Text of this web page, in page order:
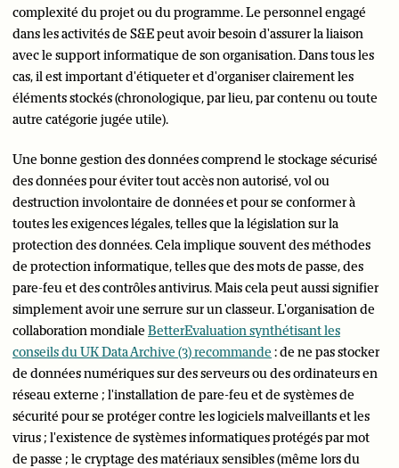
complexité du projet ou du programme. Le personnel engagé
dans les activités de S&E peut avoir besoin d'assurer la liaison
avec le support informatique de son organisation. Dans tous les
cas, il est important d'étiqueter et d'organiser clairement les
éléments stockés (chronologique, par lieu, par contenu ou toute
autre catégorie jugée utile).
Une bonne gestion des données comprend le stockage sécurisé
des données pour éviter tout accès non autorisé, vol ou
destruction involontaire de données et pour se conformer à
toutes les exigences légales, telles que la législation sur la
protection des données. Cela implique souvent des méthodes
de protection informatique, telles que des mots de passe, des
pare-feu et des contrôles antivirus. Mais cela peut aussi signifier
simplement avoir une serrure sur un classeur. L'organisation de
collaboration mondiale BetterEvaluation synthétisant les
conseils du UK Data Archive (3) recommande : de ne pas stocker
de données numériques sur des serveurs ou des ordinateurs en
réseau externe ; l'installation de pare-feu et de systèmes de
sécurité pour se protéger contre les logiciels malveillants et les
virus ; l'existence de systèmes informatiques protégés par mot
de passe ; le cryptage des matériaux sensibles (même lors du